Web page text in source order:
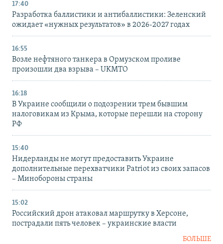
17:40
Разработка баллистики и антибаллистики: Зеленский
ожидает «нужных результатов» в 2026-2027 годах
16:55
Возле нефтяного танкера в Ормузском проливе
произошли два взрыва – UKMTO
16:18
В Украине сообщили о подозрении трем бывшим
налоговикам из Крыма, которые перешли на сторону
РФ
15:40
Нидерланды не могут предоставить Украине
дополнительные перехватчики Patriot из своих запасов
– Минобороны страны
15:02
Российский дрон атаковал маршрутку в Херсоне,
пострадали пять человек – украинские власти
БОЛЬШЕ